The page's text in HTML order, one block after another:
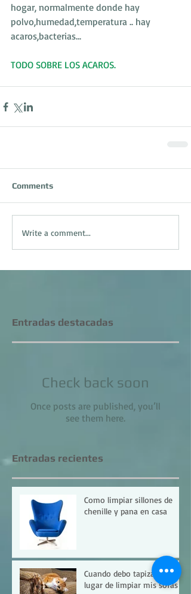
hogar, normalmente donde hay
polvo,humedad,temperatura .. hay
acaros,bacterias...
TODO SOBRE LOS ACAROS.
Comments
Write a comment...
Entradas destacadas
Check back soon
Once posts are published, you’ll
see them here.
Entradas recientes
Como limpiar sillones de
chenille y pana en casa
Cuando debo tapizar en
lugar de limpiar mis sofás